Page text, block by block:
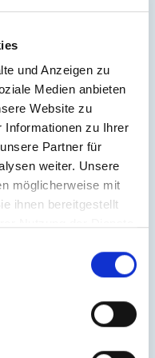
und Anzeigen zu
Medien anbieten
Website zu
Informationen zu Ihrer
Partner für
weiter. Unsere
möglicherweise mit
ihnen bereitgestellt
keine illegalen
Gestaltung,
der
DieKlimamacher
er sich
aller
nach der
Feststellung
Internetangebotes
für
auf deren Inhalt
sind. Für illegale,